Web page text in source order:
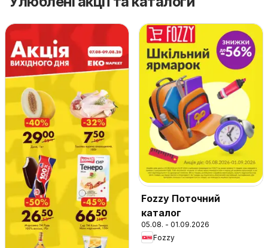
Fozzy Поточний
каталог
05.08. - 01.09.2026
Fozzy